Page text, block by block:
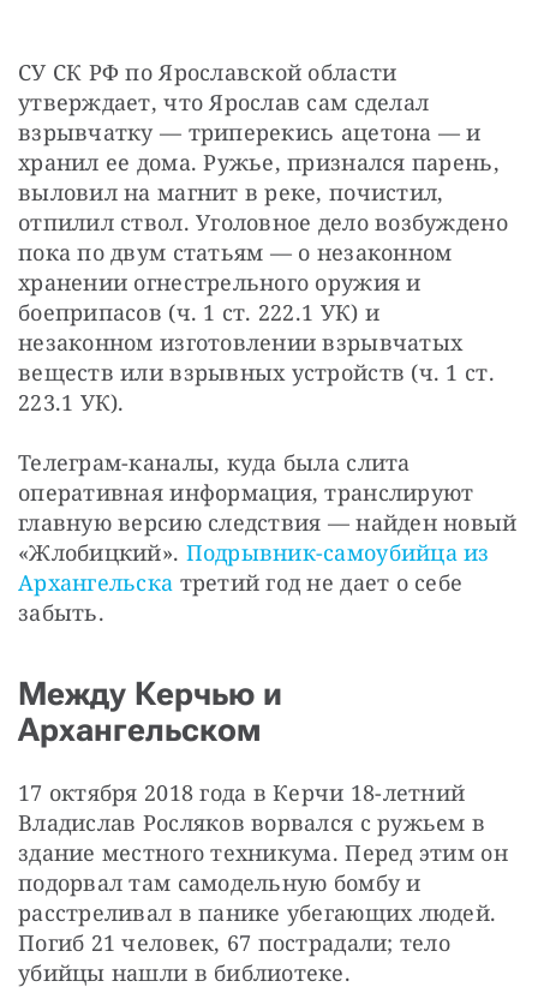
СУ СК РФ по Ярославской области
утверждает, что Ярослав сам сделал
взрывчатку — триперекись ацетона — и
хранил ее дома. Ружье, признался парень,
выловил на магнит в реке, почистил,
отпилил ствол. Уголовное дело возбуждено
пока по двум статьям — о незаконном
хранении огнестрельного оружия и
боеприпасов (ч. 1 ст. 222.1 УК) и
незаконном изготовлении взрывчатых
веществ или взрывных устройств (ч. 1 ст.
223.1 УК).
Телеграм-каналы, куда была слита
оперативная информация, транслируют
главную версию следствия — найден новый
«Жлобицкий». Подрывник-самоубийца из
Архангельска третий год не дает о себе
забыть.
Между Керчью и
Архангельском
17 октября 2018 года в Керчи 18-летний
Владислав Росляков ворвался с ружьем в
здание местного техникума. Перед этим он
подорвал там самодельную бомбу и
расстреливал в панике убегающих людей.
Погиб 21 человек, 67 пострадали; тело
убийцы нашли в библиотеке.